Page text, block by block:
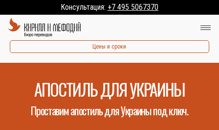
Консультация: +7 495 5067370
Цены и сроки
АПОСТИЛЬ ДЛЯ УКРАИНЫ
Проставим апостиль для Украины под ключ.